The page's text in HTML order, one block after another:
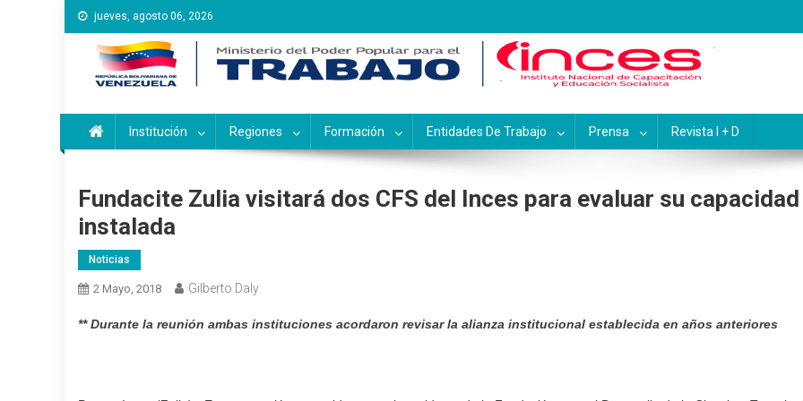
Saltar
al
contenido
jueves, agosto 06, 2026
Instituto Nacional de Capacitación y Educación
Inces
Institución Regiones Formación Entidades De Trabajo Prensa Revista I + D
Fundacite Zulia visitará dos CFS del Inces para evaluar su capacidad
instalada
Noticias
2 Mayo, 2018 Gilberto Daly
** Durante la reunión ambas instituciones acordaron revisar la alianza institucional establecida en años anteriores